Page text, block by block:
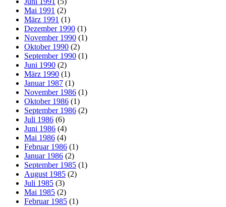
Mai 1991 (2)
März 1991 (1)
Dezember 1990 (1)
November 1990 (1)
Oktober 1990 (2)
September 1990 (1)
Juni 1990 (2)
März 1990 (1)
Januar 1987 (1)
November 1986 (1)
Oktober 1986 (1)
September 1986 (2)
Juli 1986 (6)
Juni 1986 (4)
Mai 1986 (4)
Februar 1986 (1)
Januar 1986 (2)
September 1985 (1)
August 1985 (2)
Juli 1985 (3)
Mai 1985 (2)
Februar 1985 (1)